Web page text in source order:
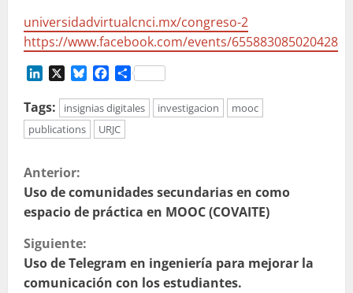
universidadvirtualcnci.mx/congreso-2
https://www.facebook.com/events/655883085020428
LinkedIn BlueskyFacebook
Compartir
Tags:
insignias digitales investigacion
mooc
publications
URJC
S
i
g
u
Anterior:
Uso de comunidades secundarias en como
espacio de práctica en MOOC (COVAITE)
Siguiente:
Uso de Telegram en ingeniería para mejorar la
comunicación con los estudiantes.